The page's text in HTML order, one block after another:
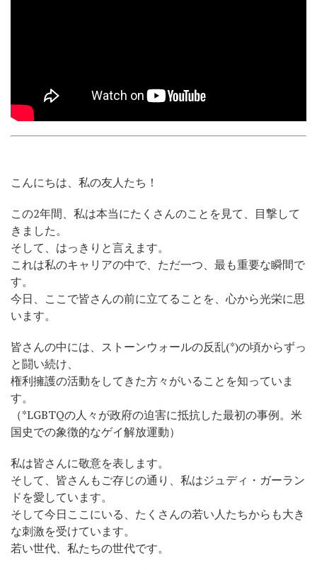
こんにちは、私の友人たち！
この2年間、私は本当にたくさんのことを見て、目撃して
きました。
そして、はっきりと言えます。
これは私のキャリアの中で、ただ一つ、最も重要な瞬間で
す。
今日、ここで皆さんの前に立てることを、心から光栄に思
います。
皆さんの中には、ストーンウォールの反乱(*)の頃からずっ
と闘い続け、
権利擁護の活動をしてきた方々がいることを知っていま
す。
（*LGBTQの人々が政府の迫害に抵抗した最初の事例。米
国史での象徴的なゲイ解放運動）
私は皆さんに敬意を表します。
そして、皆さんもご存じの通り、私はジュディ・ガーラン
ドを愛しています。
そして今日ここにいる、たくさんの若い人たちからも大き
な刺激を受けています。
若い世代、私たちの世代です。